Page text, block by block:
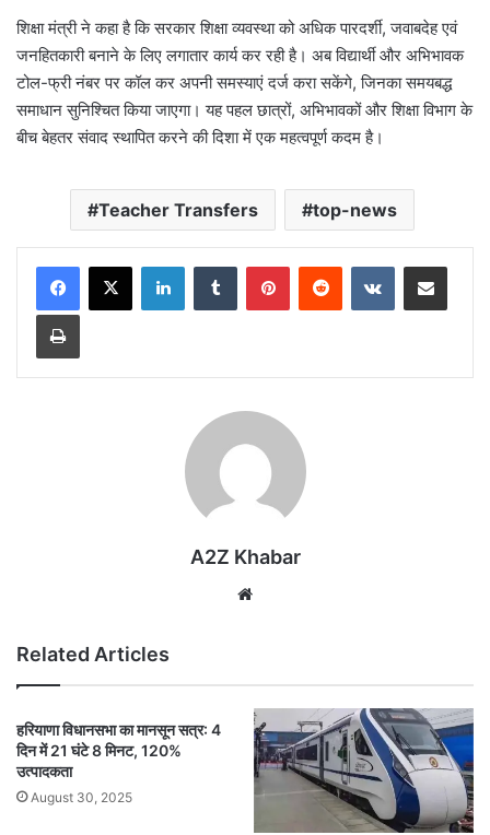
शिक्षा मंत्री ने कहा है कि सरकार शिक्षा व्यवस्था को अधिक पारदर्शी, जवाबदेह एवं
जनहितकारी बनाने के लिए लगातार कार्य कर रही है। अब विद्यार्थी और अभिभावक
टोल-फ्री नंबर पर कॉल कर अपनी समस्याएं दर्ज करा सकेंगे, जिनका समयबद्ध
समाधान सुनिश्चित किया जाएगा। यह पहल छात्रों, अभिभावकों और शिक्षा विभाग के
बीच बेहतर संवाद स्थापित करने की दिशा में एक महत्वपूर्ण कदम है।
Teacher Transfers top-news
LinkedInTumblr PinterestReddit VKontakteShare via Email
Print
A2Z Khabar
Related Articles
हरियाणा विधानसभा का मानसून सत्र: 4
दिन में 21 घंटे 8 मिनट, 120%
उत्पादकता
August 30, 2025